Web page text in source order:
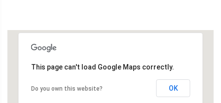
This page can't load Google Maps correctly.
Do you own this website? OK